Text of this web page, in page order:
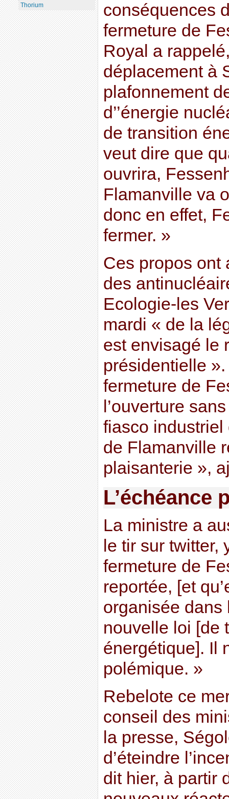
conséquences
fermeture de
Royal a
déplacement à
plafonnement
d’’énergie
de transition
veut dire que
ouvrira,
Flamanville va
donc en effet,
fermer. »
Ces propos ont
des
Ecologie-les
mardi « de la
est envisagé le
présidentielle
fermeture de
l’ouverture
fiasco industriel
de Flamanville
plaisanterie »,
L’échéance
La ministre a
le tir sur twitter,
fermeture de
reportée, [et
organisée dans
nouvelle loi [de
énergétique]. Il
polémique. »
Rebelote ce
conseil des
la presse,
d’éteindre
dit hier, à partir
Thorium